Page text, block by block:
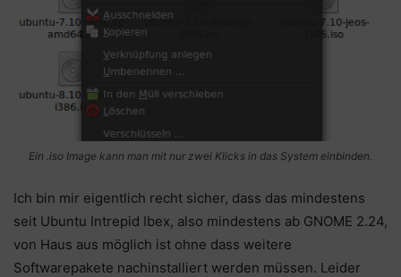
Ein .iso Image kann man mit nur zwei Klicks in das System einbinden.
Ich bin mir eigentlich recht sicher, dass das mindestens
seit Ubuntu Intrepid Ibex, also mindestens ab GNOME 2.24,
von Haus aus möglich ist ohne dass weitere
Softwarepakete nachinstalliert werden müssen. Leider